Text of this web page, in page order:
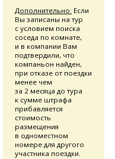
Дополнительно: Если
Вы записаны на тур
с условием поиска
соседа по комнате,
и в компании Вам
подтвердили, что
компаньон найден,
при отказе от поездки
менее чем
за 2 месяца до тура
к сумме штрафа
прибавляется
стоимость
размещения
в одноместном
номере для другого
участника поездки.